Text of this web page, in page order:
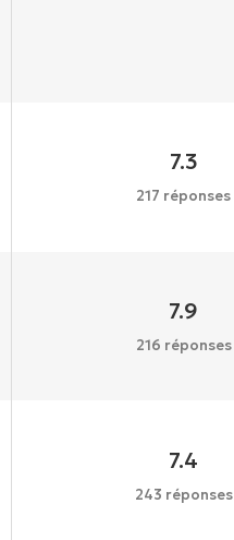
7.3
217 réponses
7.9
216 réponses
7.4
243 réponses